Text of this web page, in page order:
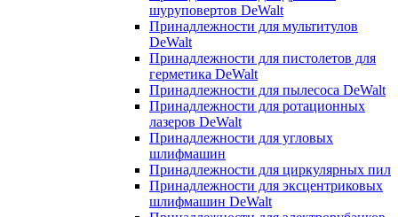
шуруповертов DeWalt
Принадлежности для мультитулов
DeWalt
Принадлежности для пистолетов для
герметика DeWalt
Принадлежности для пылесоса DeWalt
Принадлежности для ротационных
лазеров DeWalt
Принадлежности для угловых
шлифмашин
Принадлежности для циркулярных пил
Принадлежности для эксцентриковых
шлифмашин DeWalt